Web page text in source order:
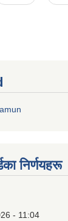
निर्णयहरू
- 11:04